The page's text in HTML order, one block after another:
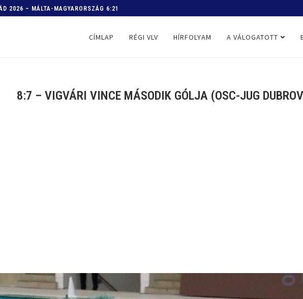
AZ EB-RŐL – A TOVÁBBI PROGRAM
CÍMLAP RÉGI VLV HÍRFOLYAM A VÁLOGATOTT
8:7 – VIGVÁRI VINCE MÁSODIK GÓLJA (OSC-JUG